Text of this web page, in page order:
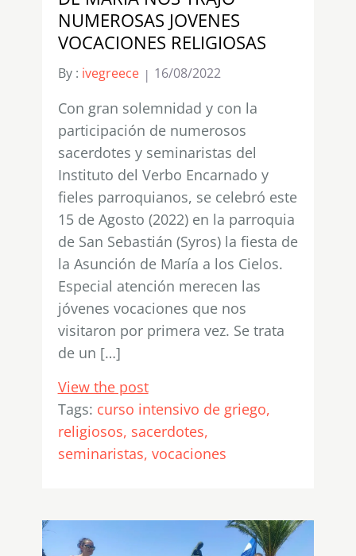
NUMEROSAS JOVENES
VOCACIONES RELIGIOSAS
By : ivegreece 16/08/2022
Con gran solemnidad y con la
participación de numerosos
sacerdotes y seminaristas del
Instituto del Verbo Encarnado y
fieles parroquianos, se celebró este
15 de Agosto (2022) en la parroquia
de San Sebastián (Syros) la fiesta de
la Asunción de María a los Cielos.
Especial atención merecen las
jóvenes vocaciones que nos
visitaron por primera vez. Se trata
de un […]
View the post
Tags: curso intensivo de griego
religiosos sacerdotes
seminaristas vocaciones